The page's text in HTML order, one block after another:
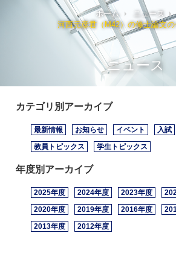
ホーム
ニュース
河西元彦君（M42）の修士論文
ニュース
カテゴリ別アーカイブ
最新情報 お知らせ イベント 入試
教員トピックス
学生トピックス
年度別アーカイブ
2025年度 2024年度 2023年度
2020年度
2019年度 2016年度
2013年度
2012年度